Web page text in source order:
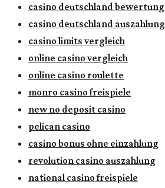
casino deutschland bewertung
casino deutschland auszahlung
casino limits vergleich
online casino vergleich
online casino roulette
monro casino freispiele
new no deposit casino
pelican casino
casino bonus ohne einzahlung
revolution casino auszahlung
national casino freispiele